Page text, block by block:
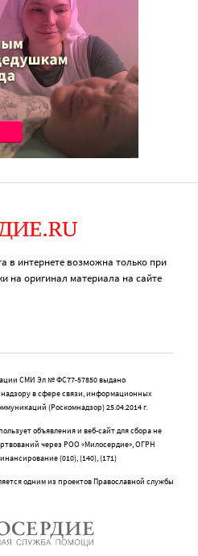
в интернете возможна только при
на оригинал материала на сайте
СМИ Эл № ФС77-57850 выдано
в сфере связи, информационных
(Роскомнадзор) 25.04.2014 г.
объявления и веб-сайт для сбора не
через РОО «Милосердие», ОГРН
(010), (140), (171)
одним из проектов Православной службы